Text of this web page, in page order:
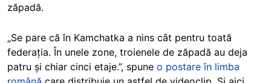
zăpadă.
„Se pare că în Kamchatka a nins cât pentru toată
federația. În unele zone, troienele de zăpadă au deja
patru și chiar cinci etaje.”, spune o postare în limba